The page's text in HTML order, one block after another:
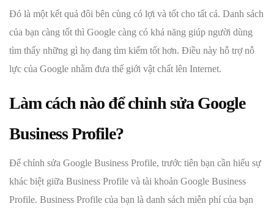
Đó là một kết quả đôi bên cùng có lợi và tốt cho tất cả. Danh sách
của bạn càng tốt thì Google càng có khả năng giúp người dùng
tìm thấy những gì họ đang tìm kiếm tốt hơn. Điều này hỗ trợ nỗ
lực của Google nhằm đưa thế giới vật chất lên Internet.
Làm cách nào để chỉnh sửa Google
Business Profile?
Để chỉnh sửa Google Business Profile, trước tiên bạn cần hiểu sự
khác biệt giữa Business Profile và tài khoản Google Business
Profile. Business Profile của bạn là danh sách miễn phí của bạn